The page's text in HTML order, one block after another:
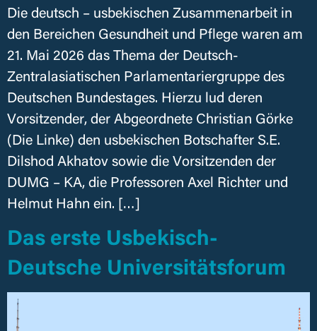
Die deutsch – usbekischen Zusammenarbeit in
den Bereichen Gesundheit und Pflege waren am
21. Mai 2026 das Thema der Deutsch-
Zentralasiatischen Parlamentariergruppe des
Deutschen Bundestages. Hierzu lud deren
Vorsitzender, der Abgeordnete Christian Görke
(Die Linke) den usbekischen Botschafter S.E.
Dilshod Akhatov sowie die Vorsitzenden der
DUMG – KA, die Professoren Axel Richter und
Helmut Hahn ein. […]
Das erste Usbekisch-
Deutsche Universitätsforum